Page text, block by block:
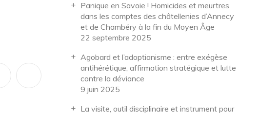
Panique en Savoie ! Homicides et meurtres
dans les comptes des châtellenies d’Annecy
et de Chambéry à la fin du Moyen Âge
22 septembre 2025
Agobard et l’adoptianisme : entre exégèse
antihérétique, affirmation stratégique et lutte
contre la déviance
9 juin 2025
La visite, outil disciplinaire et instrument pour